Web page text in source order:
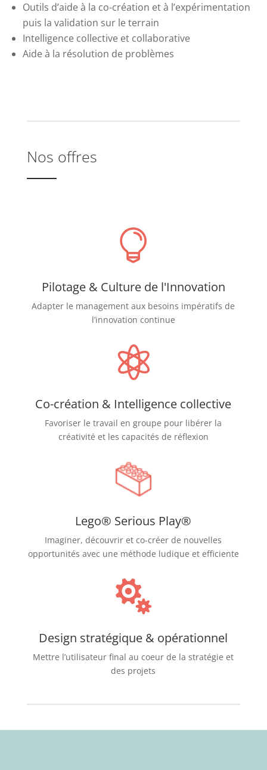
Outils d’aide à la co-création et à l’expérimentation
puis la validation sur le terrain
Intelligence collective et collaborative
Aide à la résolution de problèmes
Nos offres

Pilotage & Culture de l'Innovation
Adapter le management aux besoins impératifs de
l’innovation continue

Co-création & Intelligence collective
Favoriser le travail en groupe pour libérer la
créativité et les capacités de réflexion
Lego® Serious Play®
Imaginer, découvrir et co-créer de nouvelles
opportunités avec une méthode ludique et efficiente

Design stratégique & opérationnel
Mettre l’utilisateur final au coeur de la stratégie et
des projets